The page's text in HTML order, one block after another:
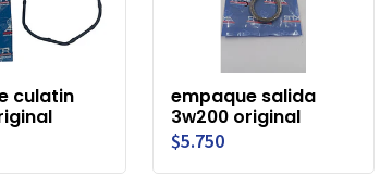
culatin
empaque salida
3w200 original
$5.750